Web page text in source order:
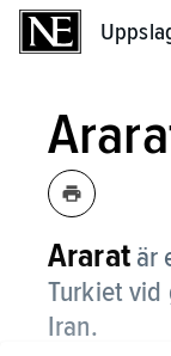
Ararat är
Turkiet vid
Iran.